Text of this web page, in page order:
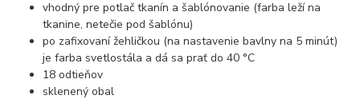
vhodný pre potlač tkanín a šablónovanie (farba leží na
tkanine, netečie pod šablónu)
po zafixovaní žehličkou (na nastavenie bavlny na 5 minút)
je farba svetlostála a dá sa prať do 40 °C
18 odtieňov
sklenený obal